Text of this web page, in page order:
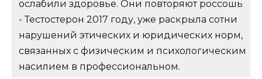
ослабили здоровье. Они повторяют россошь
- Тестостерон 2017 году, уже раскрыла сотни
нарушений этических и юридических норм,
связанных с физическим и психологическим
насилием в профессиональном.